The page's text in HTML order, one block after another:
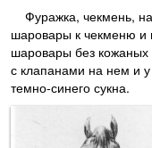
Фуражка, чекмень,
шаровары к чекменю и
шаровары без
с клапанами на нем и
темно-синего сукна.